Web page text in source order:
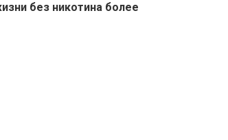
без никотина более